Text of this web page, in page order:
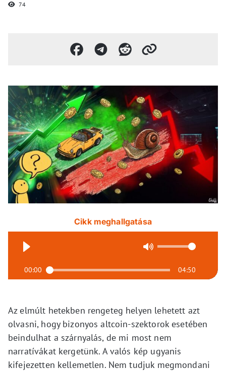
74
Cikk meghallgatása
00:00 04:50
Az elmúlt hetekben rengeteg helyen lehetett azt
olvasni, hogy bizonyos altcoin-szektorok esetében
beindulhat a szárnyalás, de mi most nem
narratívákat kergetünk. A valós kép ugyanis
kifejezetten kellemetlen. Nem tudjuk megmondani